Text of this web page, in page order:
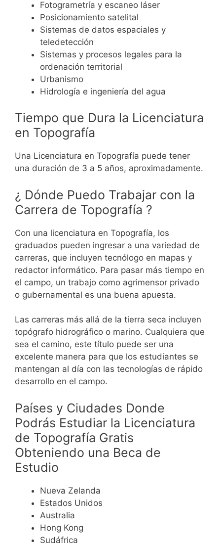
Fotogrametría y escaneo láser
Posicionamiento satelital
Sistemas de datos espaciales y
teledetección
Sistemas y procesos legales para la
ordenación territorial
Urbanismo
Hidrología e ingeniería del agua
Tiempo que Dura la Licenciatura
en Topografía
Una Licenciatura en Topografía puede tener
una duración de 3 a 5 años, aproximadamente.
¿ Dónde Puedo Trabajar con la
Carrera de Topografía ?
Con una licenciatura en Topografía, los
graduados pueden ingresar a una variedad de
carreras, que incluyen tecnólogo en mapas y
redactor informático. Para pasar más tiempo en
el campo, un trabajo como agrimensor privado
o gubernamental es una buena apuesta.
Las carreras más allá de la tierra seca incluyen
topógrafo hidrográfico o marino. Cualquiera que
sea el camino, este título puede ser una
excelente manera para que los estudiantes se
mantengan al día con las tecnologías de rápido
desarrollo en el campo.
Países y Ciudades Donde
Podrás Estudiar la Licenciatura
de Topografía Gratis
Obteniendo una Beca de
Estudio
Nueva Zelanda
Estados Unidos
Australia
Hong Kong
Sudáfrica